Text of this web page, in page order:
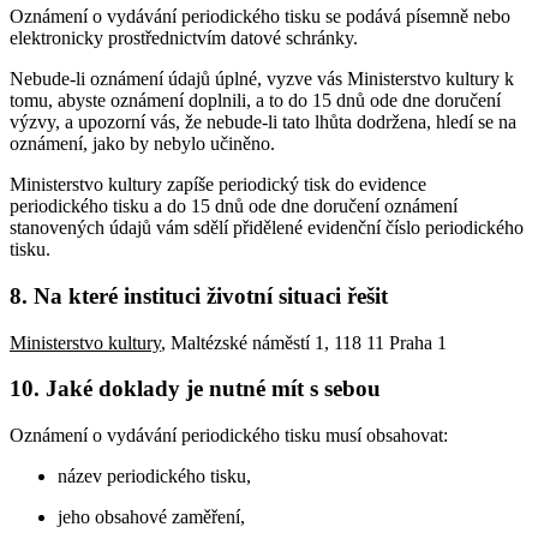
Oznámení o vydávání periodického tisku se podává písemně nebo
elektronicky prostřednictvím datové schránky.
Nebude-li oznámení údajů úplné, vyzve vás Ministerstvo kultury k
tomu, abyste oznámení doplnili, a to do 15 dnů ode dne doručení
výzvy, a upozorní vás, že nebude-li tato lhůta dodržena, hledí se na
oznámení, jako by nebylo učiněno.
Ministerstvo kultury zapíše periodický tisk do evidence
periodického tisku a do 15 dnů ode dne doručení oznámení
stanovených údajů vám sdělí přidělené evidenční číslo periodického
tisku.
8. Na které instituci životní situaci řešit
Ministerstvo kultury, Maltézské náměstí 1, 118 11 Praha 1
10. Jaké doklady je nutné mít s sebou
Oznámení o vydávání periodického tisku musí obsahovat:
název periodického tisku,
jeho obsahové zaměření,